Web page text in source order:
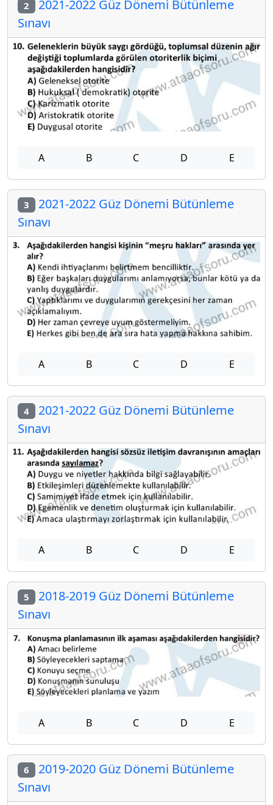
2 2021-2022 Güz Dönemi Bütünleme
Sınavı
A B C D E
3 2021-2022 Güz Dönemi Bütünleme
Sınavı
A B C D E
4 2021-2022 Güz Dönemi Bütünleme
Sınavı
A B C D E
5 2018-2019 Güz Dönemi Bütünleme
Sınavı
A B C D E
6 2019-2020 Güz Dönemi Bütünleme
Sınavı